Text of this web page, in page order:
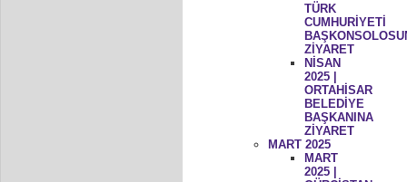
TÜRK
CUMHURİYETİ
ZİYARET
NİSAN
2025 |
ORTAHİSAR
BELEDİYE
BAŞKANINA
ZİYARET
MART 2025
MART
2025 |